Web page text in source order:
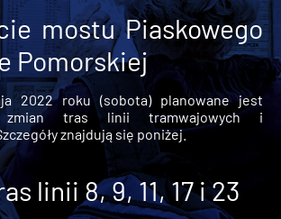
mostu Piaskowego
Pomorskiej
2022 roku (sobota) planowane jest
zmian tras linii tramwajowych i
znajdują się poniżej.
linii 8, 9, 11, 17 i 23